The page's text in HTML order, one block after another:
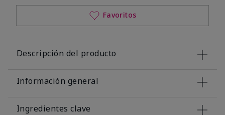
Favoritos
Descripción del producto
Información general
Ingredientes clave